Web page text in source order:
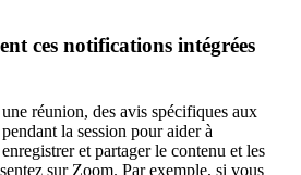
ces notifications intégrées
réunion, des avis spécifiques aux
la session pour aider à
et partager le contenu et les
sur Zoom. Par exemple, si vous